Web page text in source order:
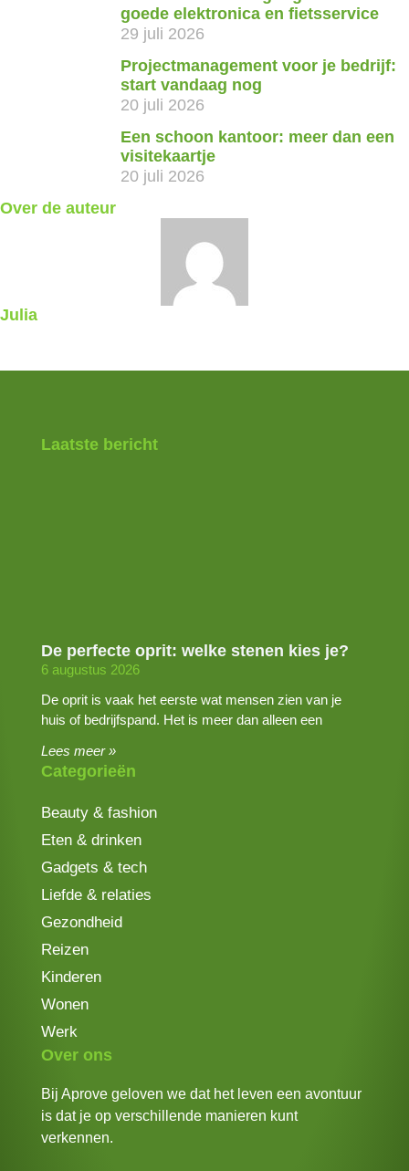
goede elektronica en fietsservice
29 juli 2026
Projectmanagement voor je bedrijf:
start vandaag nog
20 juli 2026
Een schoon kantoor: meer dan een
visitekaartje
20 juli 2026
Over de auteur
Julia
Laatste bericht
De perfecte oprit: welke stenen kies je?
6 augustus 2026
De oprit is vaak het eerste wat mensen zien van je
huis of bedrijfspand. Het is meer dan alleen een
Lees meer »
Categorieën
Beauty & fashion
Eten & drinken
Gadgets & tech
Liefde & relaties
Gezondheid
Reizen
Kinderen
Wonen
Werk
Over ons
Bij Aprove geloven we dat het leven een avontuur
is dat je op verschillende manieren kunt
verkennen.